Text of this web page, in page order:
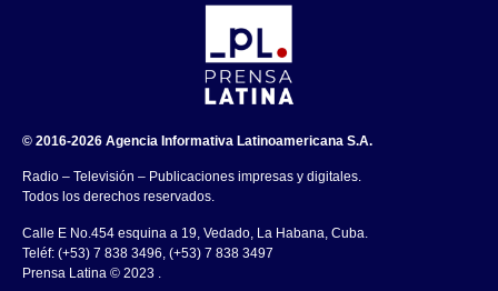
© 2016-2026 Agencia Informativa Latinoamericana S.A.
Radio – Televisión – Publicaciones impresas y digitales.
Todos los derechos reservados.
Calle E No.454 esquina a 19, Vedado, La Habana, Cuba.
Teléf: (+53) 7 838 3496, (+53) 7 838 3497
Prensa Latina © 2023 .